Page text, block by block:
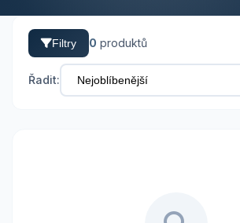
Filtry 0 produktů
Řadit: